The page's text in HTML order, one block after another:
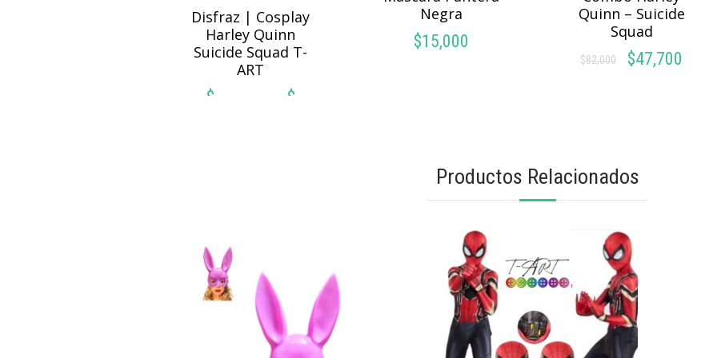
Disfraz | Cosplay
Harley Quinn
Suicide Squad T-
ART
$
$
Negra
$15,000
Quinn – Suicide
Squad
$82,000
El
$47,700
El
Productos Relacionados